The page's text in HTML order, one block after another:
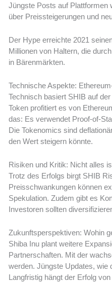
Jüngste Posts auf Plattformen
über Preissteigerungen und
Der Hype erreichte 2021
Millionen von Haltern, die
in Bärenmärkten.
Technische Aspekte:
Technisch basiert SHIB auf
Token profitiert es von
das: Es verwendet Proof-of-
Die Tokenomics sind
den Wert steigern könnte.
Risiken und Kritik: Nicht alles
Trotz des Erfolgs birgt SHIB
Preisschwankungen können
Spekulation. Zudem gibt es
Investoren sollten
Zukunftsperspektiven: Wohin
Shiba Inu plant weitere
Partnerschaften. Mit der
werden. Jüngste Updates, wie
Langfristig hängt der Erfolg